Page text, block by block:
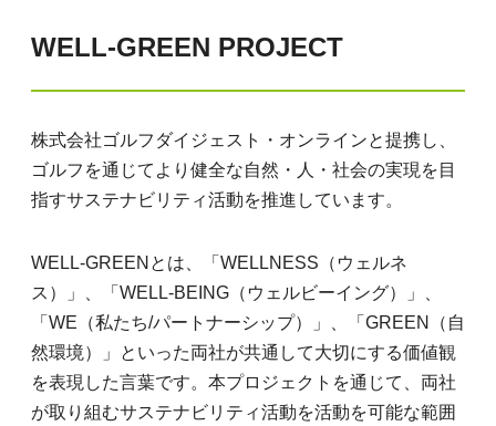
WELL-GREEN PROJECT
株式会社ゴルフダイジェスト・オンラインと提携し、
ゴルフを通じてより健全な自然・人・社会の実現を目
指すサステナビリティ活動を推進しています。
WELL-GREENとは、「WELLNESS（ウェルネ
ス）」、「WELL-BEING（ウェルビーイング）」、
「WE（私たち/パートナーシップ）」、「GREEN（自
然環境）」といった両社が共通して大切にする価値観
を表現した言葉です。本プロジェクトを通じて、両社
が取り組むサステナビリティ活動を活動を可能な範囲